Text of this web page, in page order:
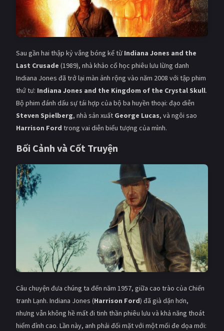
Viễn Tây Tiểu sử
GameShow DramaTV
QUỐC GIA
Âu - Mỹ Trung Quốc - Hồng Kông
Nhật Bản
Ấn Độ Việt Nam
CẬP NHẬT
PHIM MỚI
PHIM BỘ
PHIM CHIẾU RẠP
TUYỂN TẬP PHIM
BLOG
Sau gần hai thập kỷ vắng bóng kể từ Indiana Jones and the
Last Crusade (1989), nhà khảo cổ học phiêu lưu lừng danh
Indiana Jones đã trở lại màn ảnh rộng vào năm 2008 với tập phim
thứ tư: Indiana Jones and the Kingdom of the Crystal Skull.
Bộ phim đánh dấu sự tái hợp của bộ ba huyền thoại: đạo diễn
Steven Spielberg, nhà sản xuất George Lucas, và ngôi sao
Harrison Ford trong vai diễn biểu tượng của mình.
Bối Cảnh và Cốt Truyện
Câu chuyện đưa chúng ta đến năm 1957, giữa cao trào của Chiến
tranh Lạnh. Indiana Jones (Harrison Ford) đã già dặn hơn,
nhưng vẫn không hề mất đi tinh thần phiêu lưu và khả năng thoát
hiểm đỉnh cao. Lần này, anh phải đối mặt với một mối đe dọa mới: